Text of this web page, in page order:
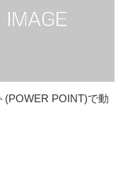
(POWER POINT)で動